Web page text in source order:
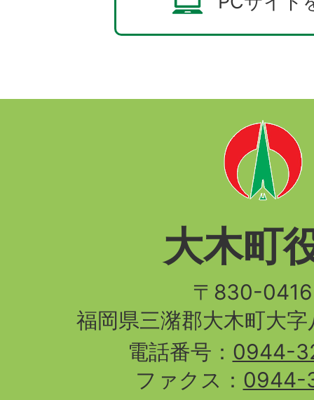
大木町
〒830-
福岡県三潴郡大木町大
電話番号： 0944-
ファクス： 0944-